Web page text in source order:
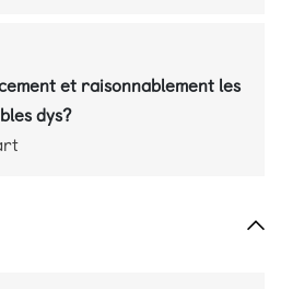
et raisonnablement les
dys?